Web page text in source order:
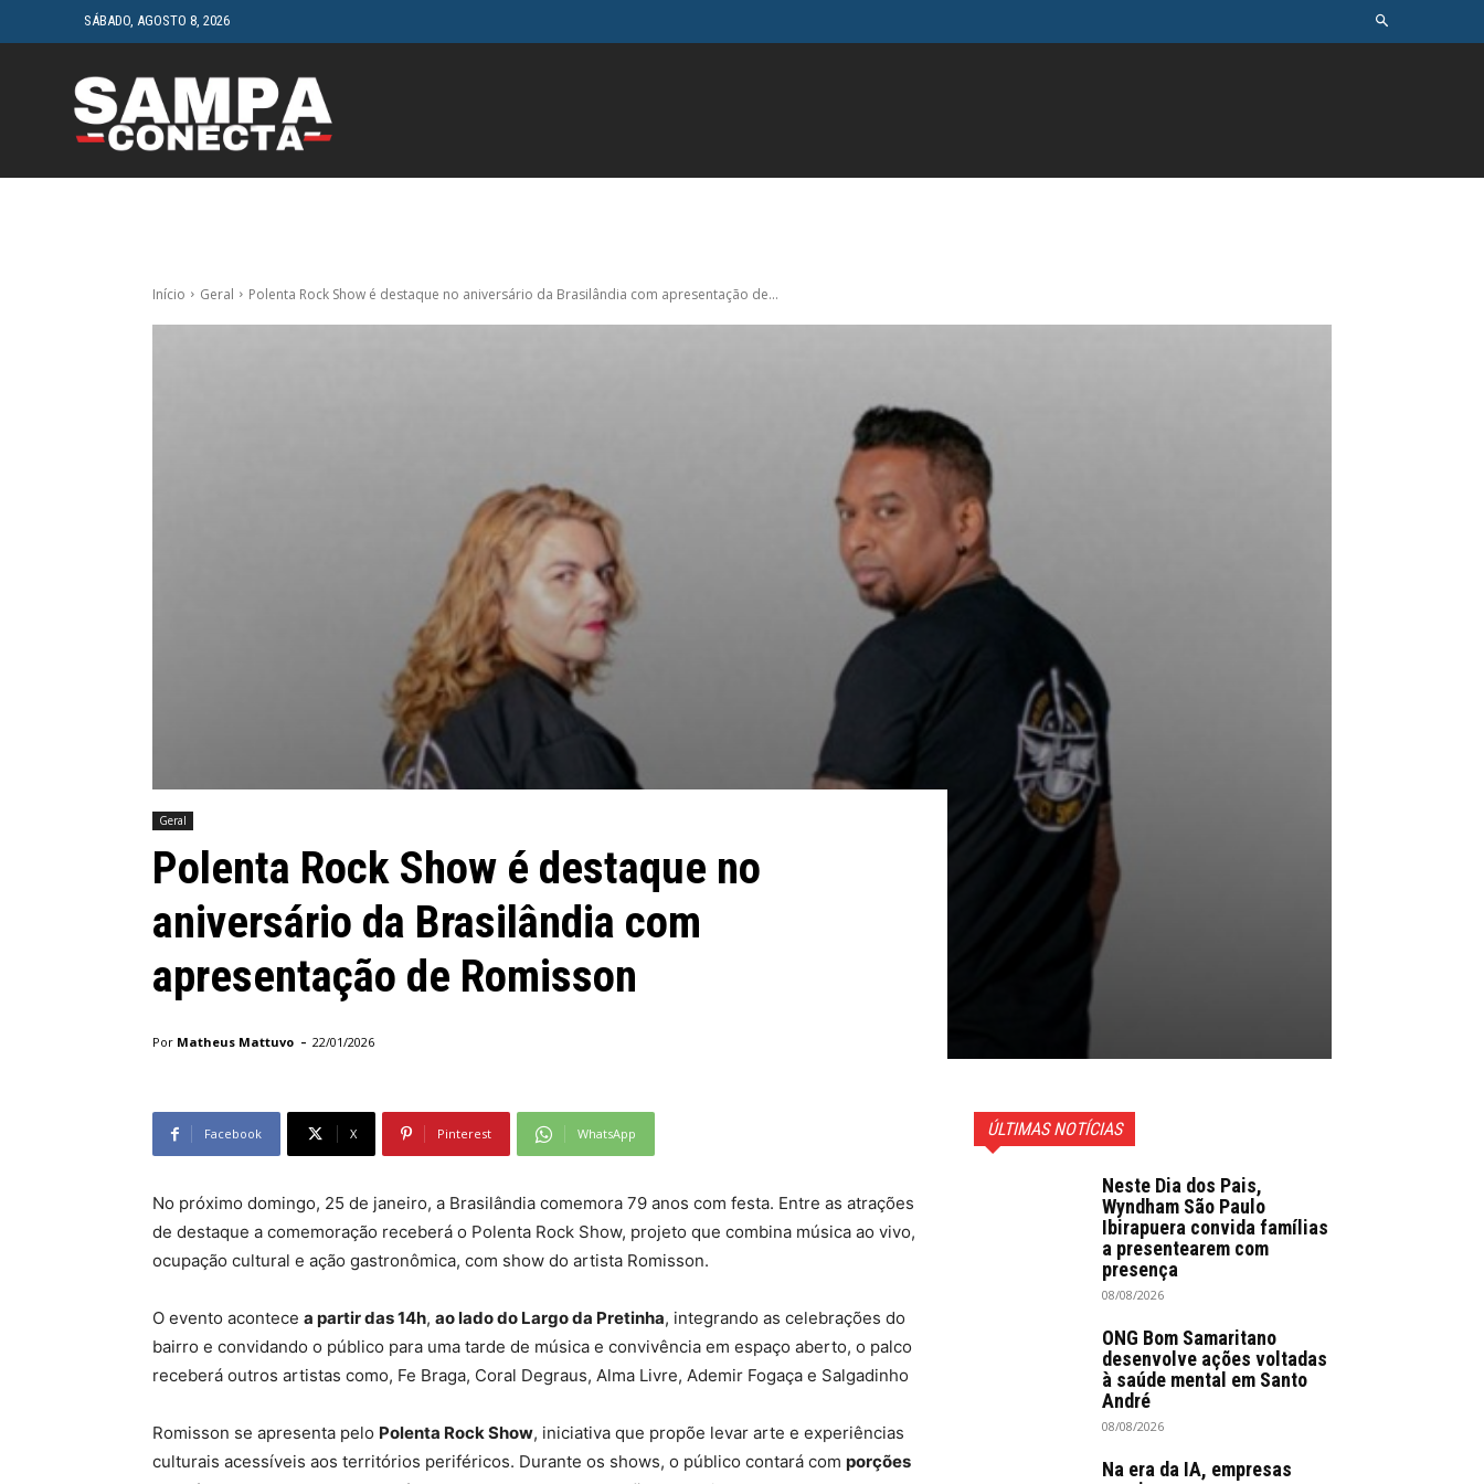
SÁBADO, AGOSTO 8, 2026
Início Geral Polenta Rock Show é destaque no aniversário da Brasilândia com apresentação de...
Geral
Polenta Rock Show é destaque no
aniversário da Brasilândia com
apresentação de Romisson
Por Matheus Mattuvo - 22/01/2026
Facebook X Pinterest WhatsApp
No próximo domingo, 25 de janeiro, a Brasilândia comemora 79 anos com festa. Entre as atrações
de destaque a comemoração receberá o Polenta Rock Show, projeto que combina música ao vivo,
ocupação cultural e ação gastronômica, com show do artista Romisson.
O evento acontece a partir das 14h, ao lado do Largo da Pretinha, integrando as celebrações do
bairro e convidando o público para uma tarde de música e convivência em espaço aberto, o palco
receberá outros artistas como, Fe Braga, Coral Degraus, Alma Livre, Ademir Fogaça e Salgadinho
Romisson se apresenta pelo Polenta Rock Show, iniciativa que propõe levar arte e experiências
culturais acessíveis aos territórios periféricos. Durante os shows, o público contará com porções
ÚLTIMAS NOTÍCIAS
Neste Dia dos Pais,
Wyndham São Paulo
Ibirapuera convida famílias
a presentearem com
presença
08/08/2026
ONG Bom Samaritano
desenvolve ações voltadas
à saúde mental em Santo
André
08/08/2026
Na era da IA, empresas